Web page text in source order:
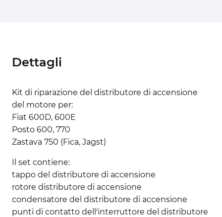
Dettagli
Kit di riparazione del distributore di accensione
del motore per:
Fiat 600D, 600E
Posto 600, 770
Zastava 750 (Fica, Jagst)
Il set contiene:
tappo del distributore di accensione
rotore distributore di accensione
condensatore del distributore di accensione
punti di contatto dell'interruttore del distributore